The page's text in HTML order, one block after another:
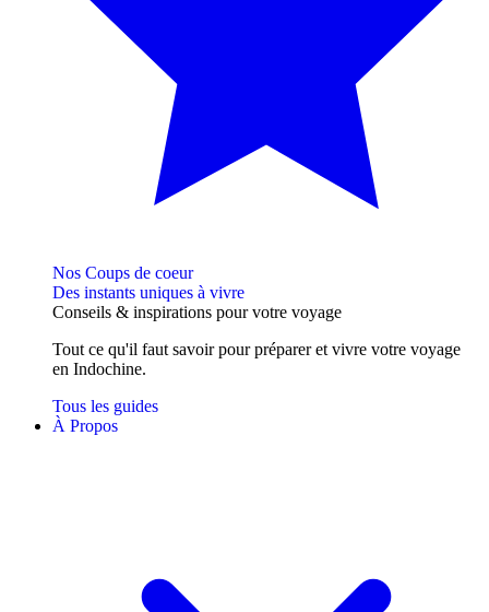
Nos Coups de coeur
Des instants uniques à vivre
Conseils & inspirations pour votre voyage
Tout ce qu'il faut savoir pour préparer et vivre votre voyage
en Indochine.
Tous les guides
À Propos